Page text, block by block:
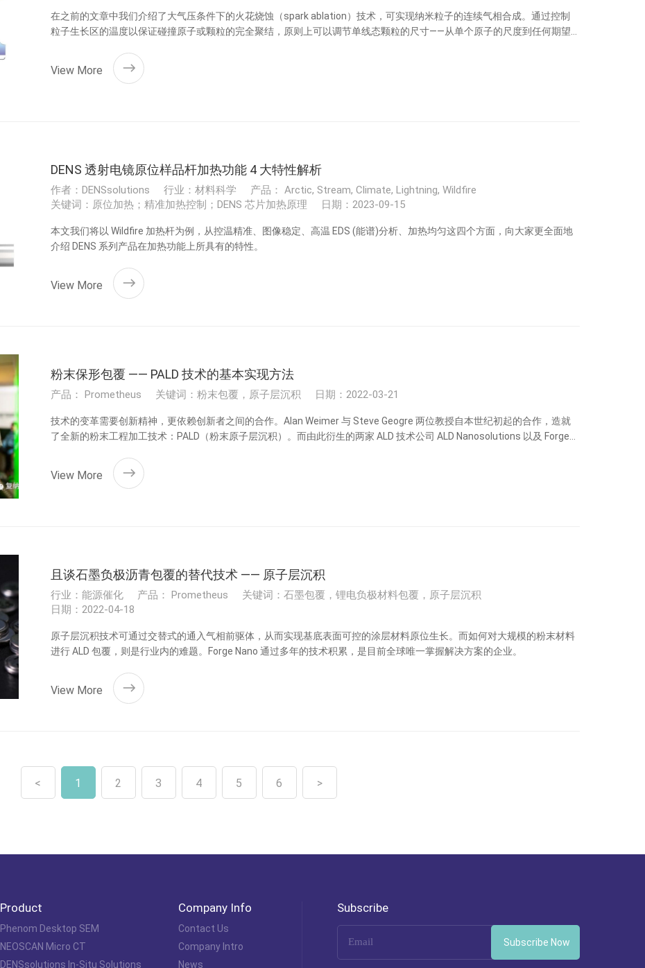
在之前的文章中我们介绍了大气压条件下的火花烧蚀（spark ablation）技术，可实现纳米粒子的连续气相合成。通过控制
粒子生长区的温度以保证碰撞原子或颗粒的完全聚结，原则上可以调节单线态颗粒的尺寸——从单个原子的尺度到任何期望
View More
DENS 透射电镜原位样品杆加热功能 4 大特性解析
作者：DENSsolutions 行业：材料科学
产品： Arctic, Stream, Climate, Lightning, Wildfire
关键词：原位加热；精准加热控制；DENS 芯片加热原理
日期：2023-09-15
本文我们将以 Wildfire 加热杆为例，从控温精准、图像稳定、高温 EDS (能谱)分析、加热均匀这四个方面，向大家更全面地
介绍 DENS 系列产品在加热功能上所具有的特性。
View More
粉末保形包覆 —— PALD 技术的基本实现方法
产品： Prometheus 关键词：粉末包覆，原子层沉积 日期：2022-03-21
技术的变革需要创新精神，更依赖创新者之间的合作。Alan Weimer 与 Steve Geogre 两位教授自本世纪初起的合作，造就
了全新的粉末工程加工技术：PALD（粉末原子层沉积）。而由此衍生的两家 ALD 技术公司 ALD Nanosolutions 以及 Forge
View More
且谈石墨负极沥青包覆的替代技术 —— 原子层沉积
行业：能源催化 产品： Prometheus
关键词：石墨包覆，锂电负极材料包覆，原子层沉积
日期：2022-04-18
原子层沉积技术可通过交替式的通入气相前驱体，从而实现基底表面可控的涂层材料原位生长。而如何对大规模的粉末材料
进行 ALD 包覆，则是行业内的难题。Forge Nano 通过多年的技术积累，是目前全球唯一掌握解决方案的企业。
View More
< 1 2 3 4 5 6 >
Product
Phenom Desktop SEM
NEOSCAN Micro CT
DENSsolutions In-Situ Solutions
Company Info
Contact Us
Company Intro
News
Subscribe
Subscribe Now